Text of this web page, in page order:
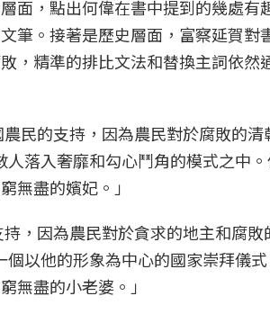
面，點出何偉在書中提到的幾處有
筆。接著是歷史層面，富察延賀對
，精準的排比文法和替換主詞依然
民的支持，因為農民對於腐敗的
落入奢靡和勾心鬥角的模式之中
無盡的嬪妃。」
，因為農民對於貪求的地主和腐
以他的形象為中心的國家崇拜儀
無盡的小老婆。」